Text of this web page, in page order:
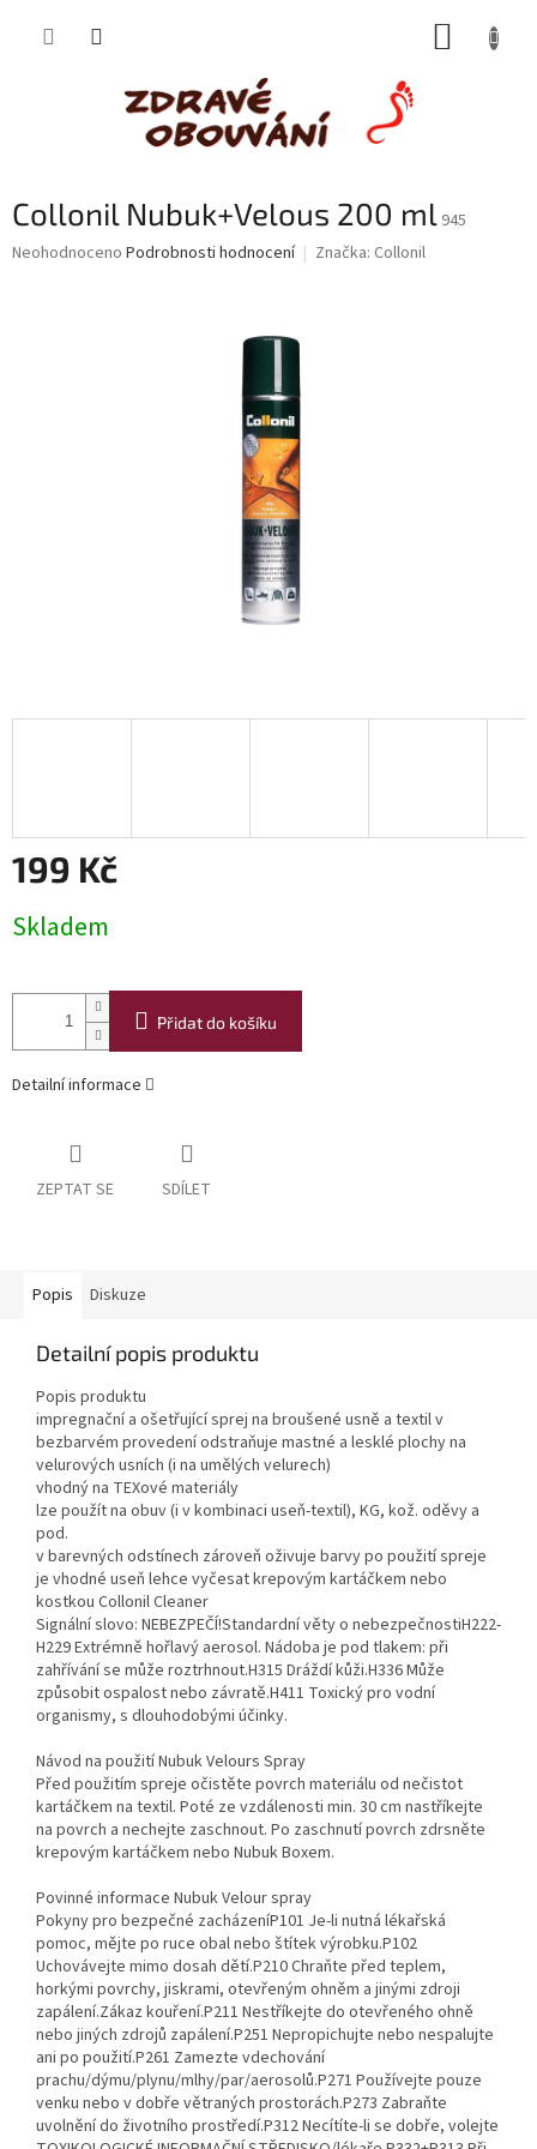
Collonil Nubuk+Velous 200 ml 945
Průměrné
Neohodnoceno Podrobnosti hodnocení Značka: Collonil
199 Kč
cena:
Skladem
Přidat do košíku
Detailní informace
ZEPTAT SE SDÍLET
Popis Diskuze
Detailní popis produktu
Popis produktu
impregnační a ošetřující sprej na broušené usně a textil v
bezbarvém provedení odstraňuje mastné a lesklé plochy na
velurových usních (i na umělých velurech)
vhodný na TEXové materiály
lze použít na obuv (i v kombinaci useň-textil), KG, kož. oděvy a
pod.
v barevných odstínech zároveň oživuje barvy po použití spreje
je vhodné useň lehce vyčesat krepovým kartáčkem nebo
kostkou Collonil Cleaner
Signální slovo: NEBEZPEČÍ!Standardní věty o nebezpečnostiH222-
H229 Extrémně hořlavý aerosol. Nádoba je pod tlakem: při
zahřívání se může roztrhnout.H315 Dráždí kůži.H336 Může
způsobit ospalost nebo závratě.H411 Toxický pro vodní
organismy, s dlouhodobými účinky.
Návod na použití Nubuk Velours Spray
Před použitím spreje očistěte povrch materiálu od nečistot
kartáčkem na textil. Poté ze vzdálenosti min. 30 cm nastříkejte
na povrch a nechejte zaschnout. Po zaschnutí povrch zdrsněte
krepovým kartáčkem nebo Nubuk Boxem.
Povinné informace Nubuk Velour spray
Pokyny pro bezpečné zacházeníP101 Je-li nutná lékařská
pomoc, mějte po ruce obal nebo štítek výrobku.P102
Uchovávejte mimo dosah dětí.P210 Chraňte před teplem,
horkými povrchy, jiskrami, otevřeným ohněm a jinými zdroji
zapálení.Zákaz kouření.P211 Nestříkejte do otevřeného ohně
nebo jiných zdrojů zapálení.P251 Nepropichujte nebo nespalujte
ani po použití.P261 Zamezte vdechování
prachu/dýmu/plynu/mlhy/par/aerosolů.P271 Používejte pouze
venku nebo v dobře větraných prostorách.P273 Zabraňte
uvolnění do životního prostředí.P312 Necítíte-li se dobře, volejte